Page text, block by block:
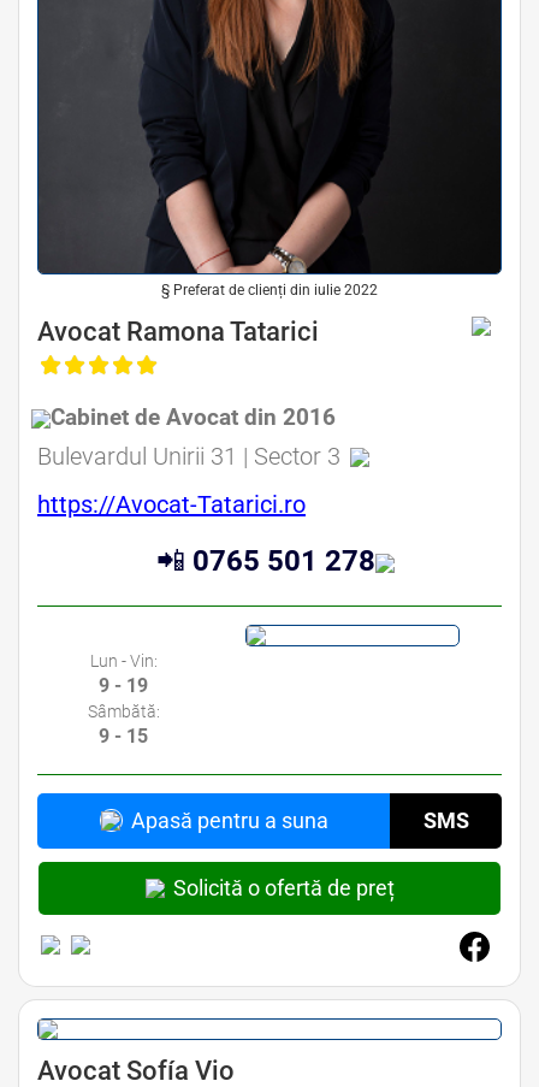
§ Preferat de clienți din iulie 2022
Avocat Ramona Tatarici
Cabinet de Avocat din 2016
Bulevardul Unirii 31 | Sector 3
https://Avocat-Tatarici.ro
📲 0765 501 278
Lun - Vin:
9 - 19
Sâmbătă:
9 - 15
Apasă pentru a suna SMS
Solicită o ofertă de preț
Avocat Drept Comercial Bucuresti • Avocat Drept Societar Bucuresti • Avocat Dreptul Afacerilor Bucuresti • Avocat Drept
Avocat Sofía Vio